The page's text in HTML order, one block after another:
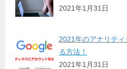
2021年1月31日
2021年のアナリテ
る方法！
2021年1月31日